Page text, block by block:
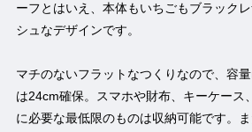
ーフとはいえ、本体もいちごもブラック
シュなデザインです。
マチのないフラットなつくりなので、容
は24cm確保。スマホや財布、キーケース
に必要な最低限のものは収納可能です。